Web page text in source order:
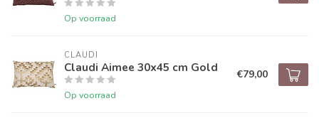
Op voorraad
CLAUDI
Claudi Aimee 30x45 cm Gold
Op voorraad
€79,00